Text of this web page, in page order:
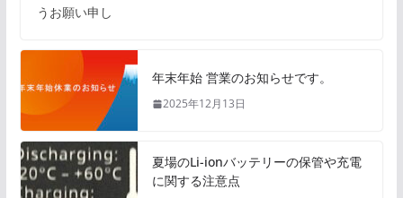
うお願い申し
年末年始 営業のお知らせです。
2025年12月13日
夏場のLi-ionバッテリーの保管や充電
に関する注意点